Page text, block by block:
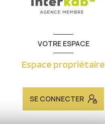
VOTRE ESPACE
Espace propriétaire
SE CONNECTER